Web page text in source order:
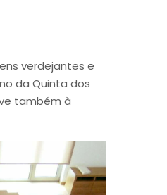
verdejantes e
da Quinta dos
também à